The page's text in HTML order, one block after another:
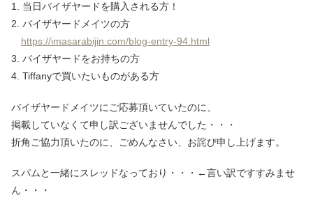
1. 当日バイザヤードを購入される方！
2. バイザヤードメイツの方
https://imasarabijin.com/blog-entry-94.html
3. バイザヤードをお持ちの方
4. Tiffanyで買いたいものがある方
バイザヤードメイツにご応募頂いていたのに、
掲載していなくて申し訳ございませんでした・・・
折角ご協力頂いたのに、ごめんなさい、お詫び申し上げます。
スパムと一緒にスレッドなっており・・・←言い訳ですすみませ
ん・・・